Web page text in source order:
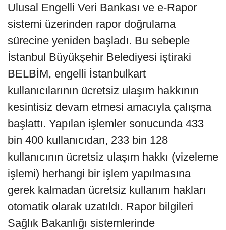
Ulusal Engelli Veri Bankası ve e-Rapor
sistemi üzerinden rapor doğrulama
sürecine yeniden başladı. Bu sebeple
İstanbul Büyükşehir Belediyesi iştiraki
BELBİM, engelli İstanbulkart
kullanıcılarının ücretsiz ulaşım hakkının
kesintisiz devam etmesi amacıyla çalışma
başlattı. Yapılan işlemler sonucunda 433
bin 400 kullanıcıdan, 233 bin 128
kullanıcının ücretsiz ulaşım hakkı (vizeleme
işlemi) herhangi bir işlem yapılmasına
gerek kalmadan ücretsiz kullanım hakları
otomatik olarak uzatıldı. Rapor bilgileri
Sağlık Bakanlığı sistemlerinde